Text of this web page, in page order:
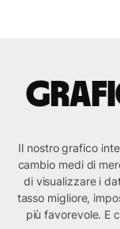
Il nostro grafico
cambio medi di
di visualizzare i
tasso migliore,
più favorevole. E